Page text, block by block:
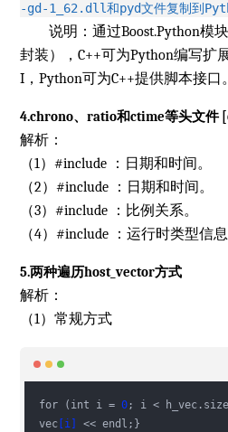
-gd-1_62.dll和pyd文件复制到
说明：通过Boost.Python模块
封装），C++可为Python编写扩
I，Python可为C++提供脚本接口
4.chrono、ratio和ctime等头文件
解析：
（1）#include
：日期和时间。
（2）#include
：日期和时间。
（3）#include
：比例关系。
（4）#include
：运行时类型信
5.两种遍历host_vector方式
解析：
（1）常规方式
for (int i = 0; i <
vec [i] << endl;}